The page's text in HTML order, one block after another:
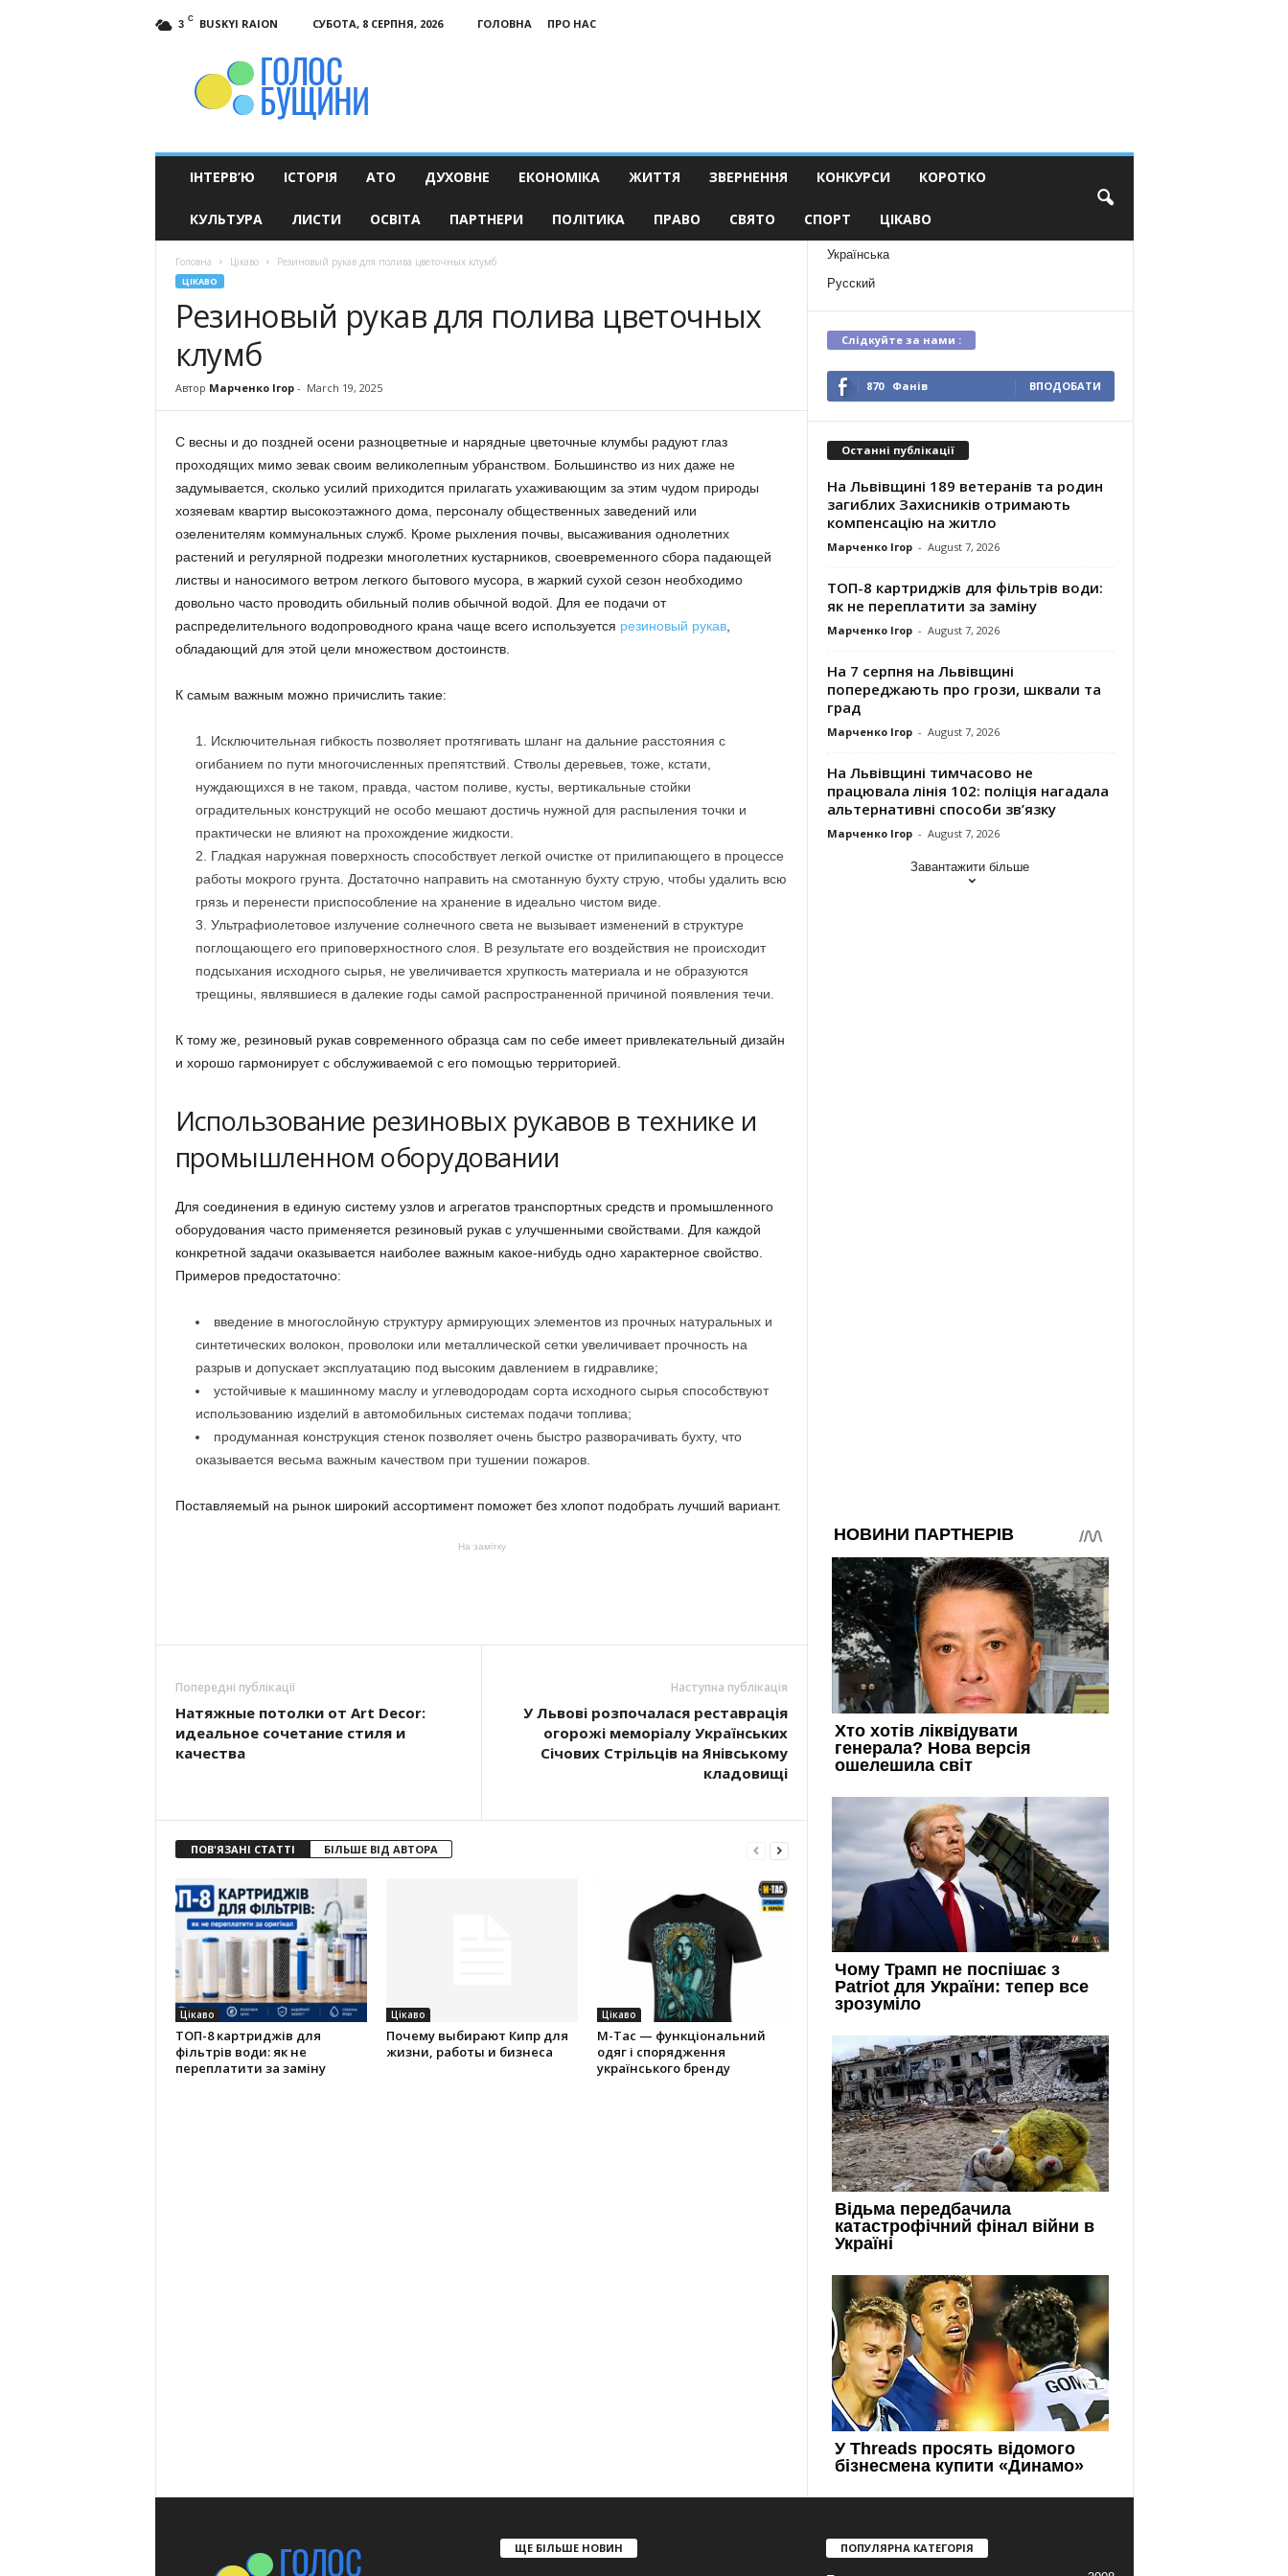
3 C BUSKYI RAION СУБОТА, 8 СЕРПНЯ, 2026 ГОЛОВНА
ПРО НАС
ІНТЕРВ’Ю ІСТОРІЯ АТО ДУХОВНЕ ЕКОНОМІКА ЖИТТЯ ЗВЕРНЕННЯ КОНКУРСИ КОРОТКО
КУЛЬТУРА ЛИСТИ ОСВІТА ПАРТНЕРИ ПОЛІТИКА ПРАВО СВЯТО СПОРТ ЦІКАВО
Головна Цікаво Резиновый рукав для полива цветочных клумб
ЦІКАВО
Резиновый рукав для полива цветочных
клумб
Автор Марченко Ігор- March 19, 2025
С весны и до поздней осени разноцветные и нарядные цветочные клумбы радуют глаз
проходящих мимо зевак своим великолепным убранством. Большинство из них даже не
задумывается, сколько усилий приходится прилагать ухаживающим за этим чудом природы
хозяевам квартир высокоэтажного дома, персоналу общественных заведений или
озеленителям коммунальных служб. Кроме рыхления почвы, высаживания однолетних
растений и регулярной подрезки многолетних кустарников, своевременного сбора падающей
листвы и наносимого ветром легкого бытового мусора, в жаркий сухой сезон необходимо
довольно часто проводить обильный полив обычной водой. Для ее подачи от
распределительного водопроводного крана чаще всего используется резиновый рукав,
обладающий для этой цели множеством достоинств.
К самым важным можно причислить такие:
Исключительная гибкость позволяет протягивать шланг на дальние расстояния с
огибанием по пути многочисленных препятствий. Стволы деревьев, тоже, кстати,
нуждающихся в не таком, правда, частом поливе, кусты, вертикальные стойки
оградительных конструкций не особо мешают достичь нужной для распыления точки и
практически не влияют на прохождение жидкости.
Гладкая наружная поверхность способствует легкой очистке от прилипающего в процессе
работы мокрого грунта. Достаточно направить на смотанную бухту струю, чтобы удалить всю
грязь и перенести приспособление на хранение в идеально чистом виде.
Ультрафиолетовое излучение солнечного света не вызывает изменений в структуре
поглощающего его приповерхностного слоя. В результате его воздействия не происходит
подсыхания исходного сырья, не увеличивается хрупкость материала и не образуются
трещины, являвшиеся в далекие годы самой распространенной причиной появления течи.
К тому же, резиновый рукав современного образца сам по себе имеет привлекательный дизайн
и хорошо гармонирует с обслуживаемой с его помощью территорией.
Использование резиновых рукавов в технике и
промышленном оборудовании
Для соединения в единую систему узлов и агрегатов транспортных средств и промышленного
оборудования часто применяется резиновый рукав с улучшенными свойствами. Для каждой
конкретной задачи оказывается наиболее важным какое-нибудь одно характерное свойство.
Примеров предостаточно:
введение в многослойную структуру армирующих элементов из прочных натуральных и
синтетических волокон, проволоки или металлической сетки увеличивает прочность на
разрыв и допускает эксплуатацию под высоким давлением в гидравлике;
устойчивые к машинному маслу и углеводородам сорта исходного сырья способствуют
использованию изделий в автомобильных системах подачи топлива;
продуманная конструкция стенок позволяет очень быстро разворачивать бухту, что
оказывается весьма важным качеством при тушении пожаров.
Поставляемый на рынок широкий ассортимент поможет без хлопот подобрать лучший вариант.
На замітку
Попередні публікації
Натяжные потолки от Art Decor:
идеальное сочетание стиля и
качества
Наступна публікація
У Львові розпочалася реставрація
огорожі меморіалу Українських
Січових Стрільців на Янівському
кладовищі
ПОВ'ЯЗАНІ СТАТТІ БІЛЬШЕ ВІД АВТОРА
Цікаво
ТОП-8 картриджів для
фільтрів води: як не
переплатити за заміну
Цікаво
Почему выбирают Кипр для
жизни, работы и бизнеса
Цікаво
M-Tac — функціональний
одяг і спорядження
українського бренду
Українська
Русский
Слідкуйте за нами :
870 Фанів ВПОДОБАТИ
Останні публікації
На Львівщині 189 ветеранів та родин
загиблих Захисників отримають
компенсацію на житло
Марченко Ігор - August 7, 2026
ТОП-8 картриджів для фільтрів води:
як не переплатити за заміну
Марченко Ігор - August 7, 2026
На 7 серпня на Львівщині
попереджають про грози, шквали та
град
Марченко Ігор - August 7, 2026
На Львівщині тимчасово не
працювала лінія 102: поліція нагадала
альтернативні способи зв’язку
Марченко Ігор - August 7, 2026
Завантажити більше
ЩЕ БІЛЬШЕ НОВИН ПОПУЛЯРНА КАТЕГОРІЯ